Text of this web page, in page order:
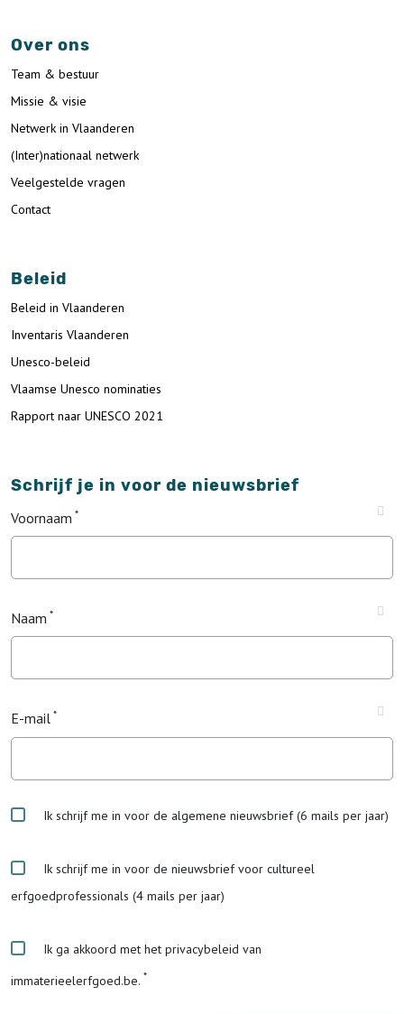
Over ons
Team & bestuur
Missie & visie
Netwerk in Vlaanderen
(Inter)nationaal netwerk
Veelgestelde vragen
Contact
Beleid
Beleid in Vlaanderen
Inventaris Vlaanderen
Unesco-beleid
Vlaamse Unesco nominaties
Rapport naar UNESCO 2021
Schrijf je in voor de nieuwsbrief
Voornaam
Naam
E-mail
Ik schrijf me in voor de algemene nieuwsbrief (6 mails per jaar)
Ik schrijf me in voor de nieuwsbrief voor cultureel
erfgoedprofessionals (4 mails per jaar)
Ik ga akkoord met het privacybeleid van
immaterieelerfgoed.be.